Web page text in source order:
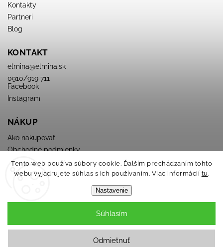
Tento web používa súbory cookie. Ďalším prechádzaním tohto
webu vyjadrujete súhlas s ich používaním. Viac informácií tu.
Nastavenie
Odmietnuť
Súhlasím
Kontakty
Partneri
Blog
KONTAKT
elmina@elmina.sk
0910/919 711
Facebook
Instagram
NÁKUP
Ako nakupovať
Obchodné podmienky
Podmienky ochrany osobných údajov
Copyright 2026ELMINA. Všetky práva vyhradené.